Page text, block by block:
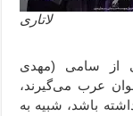
لاتاری
از سامی (مهدی
عرب می‌گیرند،
باشد، شبیه به